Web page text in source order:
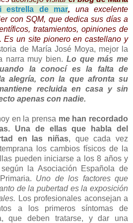
estrella de mar, una excelente
con SQM, que dedica sus días a
tratamientos, opiniones de
Es un site pionero en castellano y
de María José Moya, mejor la
narra muy bien. Lo que más me
la conocí es la falta de
alegría, con la que afronta su
recluida en casa y sin
apenas con nadie.
en la prensa me han recordado
Una de ellas que habla del
en las niñas, que cada vez
los cambios físicos de la
pueden iniciarse a los 8 años y
la Asociación Española de
Uno de los factores que
de la pubertad es la exposición
Los profesionales aconsejan a
a los primeros síntomas de
que deben tratarse, y dar una